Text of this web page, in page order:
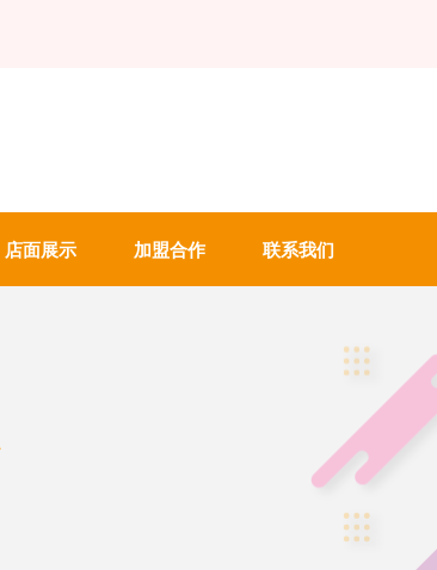
店面展示 加盟合作 联系我们